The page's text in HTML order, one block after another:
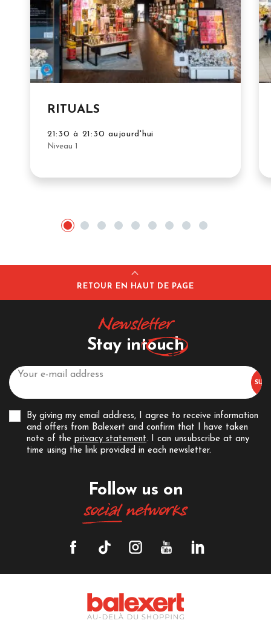
RITUALS
21:30 à 21:30 aujourd'hui
Niveau 1
RETOUR EN HAUT DE PAGE
Newsletter
Stay intouch
By giving my email address, I agree to receive information
and offers from Balexert and confirm that I have taken
note of the privacy statement. I can unsubscribe at any
time using the link provided in each newsletter.
Follow us on
socialnetworks